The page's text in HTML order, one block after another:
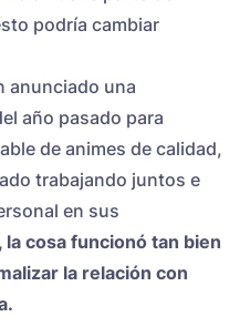
podría cambiar
anunciado una
año pasado para
de animes de calidad,
trabajando juntos e
en sus
la cosa funcionó tan bien
la relación con